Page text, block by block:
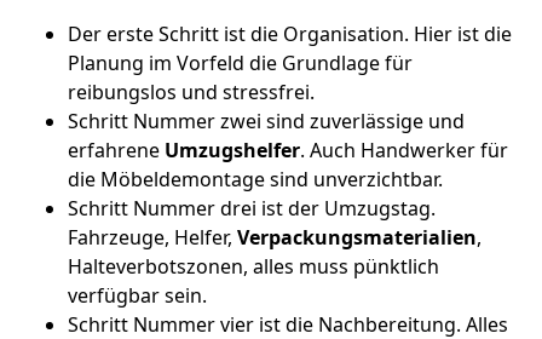
Der erste Schritt ist die Organisation. Hier ist die
Planung im Vorfeld die Grundlage für
reibungslos und stressfrei.
Schritt Nummer zwei sind zuverlässige und
erfahrene Umzugshelfer. Auch Handwerker für
die Möbeldemontage sind unverzichtbar.
Schritt Nummer drei ist der Umzugstag.
Fahrzeuge, Helfer, Verpackungsmaterialien,
Halteverbotszonen, alles muss pünktlich
verfügbar sein.
Schritt Nummer vier ist die Nachbereitung. Alles